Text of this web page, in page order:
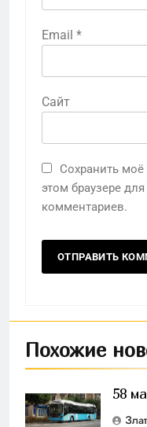
Email *
Сайт
Сохранить
этом браузере
комментариев.
Похожие
58